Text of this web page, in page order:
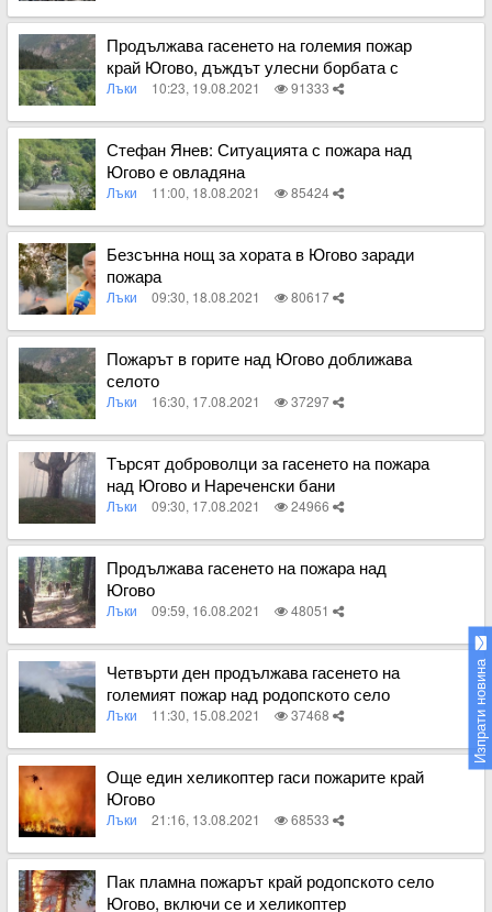
Вижте пълното съдържание
Продължава гасенето на големия пожар
край Югово, дъждът улесни борбата с
огъня
Лъки 10:23, 19.08.2021 91333
Вижте пълното съдържание
Стефан Янев: Ситуацията с пожара над
Югово е овладяна
Лъки 11:00, 18.08.2021 85424
Вижте пълното съдържание
Безсънна нощ за хората в Югово заради
пожара
Лъки 09:30, 18.08.2021 80617
Вижте пълното съдържание
Пожарът в горите над Югово доближава
селото
Лъки 16:30, 17.08.2021 37297
Вижте пълното съдържание
Търсят доброволци за гасенето на пожара
над Югово и Нареченски бани
Лъки 09:30, 17.08.2021 24966
Вижте пълното съдържание
Продължава гасенето на пожара над
Югово
Лъки 09:59, 16.08.2021 48051
Вижте пълното съдържание
Четвърти ден продължава гасенето на
големият пожар над родопското село
Югово
Лъки 11:30, 15.08.2021 37468
Вижте пълното съдържание
Още един хеликоптер гаси пожарите край
Югово
Лъки 21:16, 13.08.2021 68533
Вижте пълното съдържание
Пак пламна пожарът край родопското село
Югово, включи се и хеликоптер
Изпрати новина